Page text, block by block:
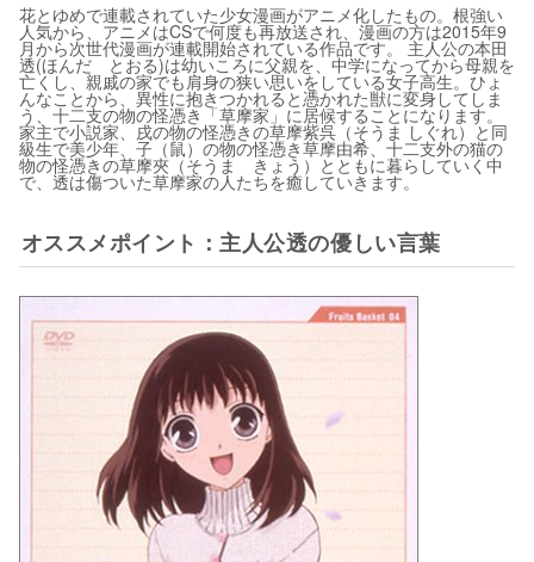
花とゆめで連載されていた少女漫画がアニメ化したもの。根強い
人気から、アニメはCSで何度も再放送され、漫画の方は2015年9
月から次世代漫画が連載開始されている作品です。 主人公の本田
透(ほんだ とおる)は幼いころに父親を、中学になってから母親を
亡くし、親戚の家でも肩身の狭い思いをしている女子高生。ひょ
んなことから、異性に抱きつかれると憑かれた獣に変身してしま
う、十二支の物の怪憑き「草摩家」に居候することになります。
家主で小説家、戌の物の怪憑きの草摩紫呉（そうま しぐれ）と同
級生で美少年、子（鼠）の物の怪憑き草摩由希、十二支外の猫の
物の怪憑きの草摩夾（そうま きょう）とともに暮らしていく中
で、透は傷ついた草摩家の人たちを癒していきます。
オススメポイント：主人公透の優しい言葉